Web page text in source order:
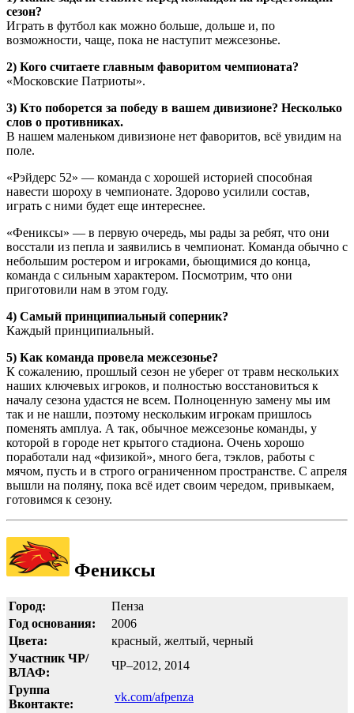
сезон?
Играть в футбол как можно больше, дольше и, по
возможности, чаще, пока не наступит межсезонье.
2) Кого считаете главным фаворитом чемпионата?
«Московские Патриоты».
3) Кто поборется за победу в вашем дивизионе? Несколько
слов о противниках.
В нашем маленьком дивизионе нет фаворитов, всё увидим на
поле.
«Рэйдерс 52» — команда с хорошей историей способная
навести шороху в чемпионате. Здорово усилили состав,
играть с ними будет еще интереснее.
«Фениксы» — в первую очередь, мы рады за ребят, что они
восстали из пепла и заявились в чемпионат. Команда обычно с
небольшим ростером и игроками, бьющимися до конца,
команда с сильным характером. Посмотрим, что они
приготовили нам в этом году.
4) Самый принципиальный соперник?
Каждый принципиальный.
5) Как команда провела межсезонье?
К сожалению, прошлый сезон не уберег от травм нескольких
наших ключевых игроков, и полностью восстановиться к
началу сезона удастся не всем. Полноценную замену мы им
так и не нашли, поэтому нескольким игрокам пришлось
поменять амплуа. А так, обычное межсезонье команды, у
которой в городе нет крытого стадиона. Очень хорошо
поработали над «физикой», много бега, тэклов, работы с
мячом, пусть и в строго ограниченном пространстве. С апреля
вышли на поляну, пока всё идет своим чередом, привыкаем,
готовимся к сезону.
Фениксы
Город:
Пенза
Год основания:
2006
Цвета:
красный, желтый, черный
Участник ЧР/
ВЛАФ:
ЧР–2012, 2014
Группа
Вконтакте:
vk.com/afpenza